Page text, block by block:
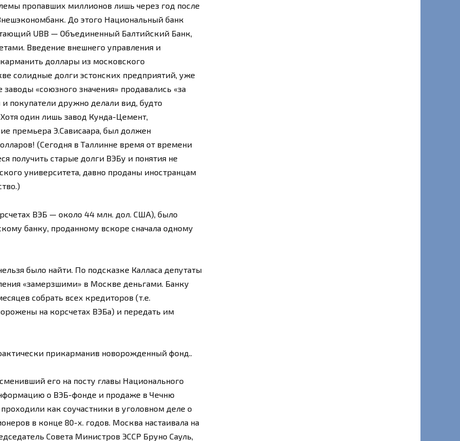
пропавших миллионов лишь через год после
До этого Национальный банк
UBB — Объединенный Балтийский Банк,
Введение внешнего управления и
доллары из московского
солидные долги эстонских предприятий, уже
«союзного значения» продавались «за
покупатели дружно делали вид, будто
один лишь завод Кунда-Цемент,
премьера Э.Сависаара, был должен
(Сегодня в Таллинне время от времени
получить старые долги ВЭБу и понятия не
университета, давно проданы иностранцам
ВЭБ — около 44 млн. дол. США), было
банку, проданному вскоре сначала одному
было найти. По подсказке Калласа депутаты
«замерзшими» в Москве деньгами. Банку
собрать всех кредиторов (т.е.
на корсчетах ВЭБа) и передать им
прикарманив новорожденный фонд..
его на посту главы Национального
о ВЭБ-фонде и продаже в Чечню
как соучастники в уголовном деле о
в конце 80-х. годов. Москва настаивала на
Совета Министров ЭССР Бруно Сауль,